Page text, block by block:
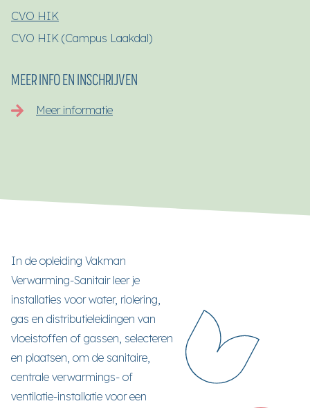
CVO HIK
CVO HIK (Campus Laakdal)
MEER INFO EN INSCHRIJVEN
Meer informatie
In de opleiding Vakman
Verwarming-Sanitair leer je
installaties voor water, riolering,
gas en distributieleidingen van
vloeistoffen of gassen, selecteren
en plaatsen, om de sanitaire,
centrale verwarmings- of
ventilatie-installatie voor een